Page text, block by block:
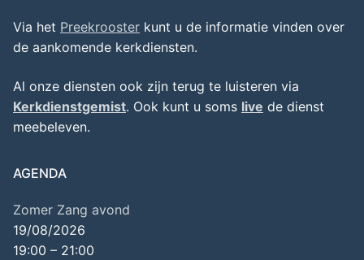
Via het Preekrooster kunt u de informatie vinden over
de aankomende kerkdiensten.
Al onze diensten ook zijn terug te luisteren via
Kerkdienstgemist. Ook kunt u soms live de dienst
meebeleven.
AGENDA
Zomer Zang avond
19/08/2026
19:00 – 21:00